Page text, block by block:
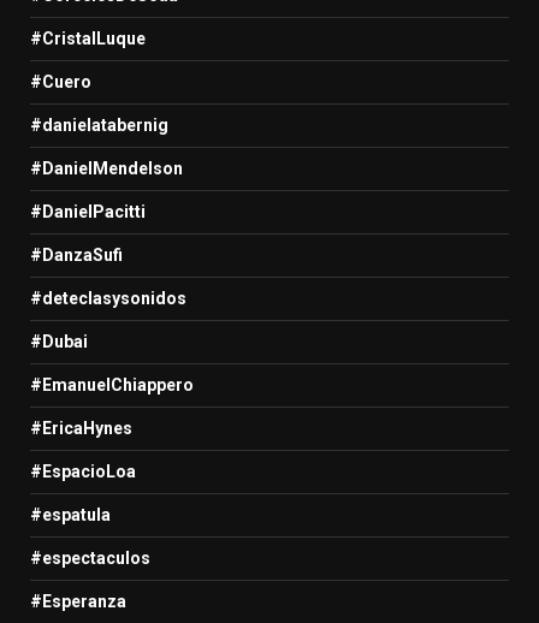
#CristalLuque
#Cuero
#danielatabernig
#DanielMendelson
#DanielPacitti
#DanzaSufi
#deteclasysonidos
#Dubai
#EmanuelChiappero
#EricaHynes
#EspacioLoa
#espatula
#espectaculos
#Esperanza